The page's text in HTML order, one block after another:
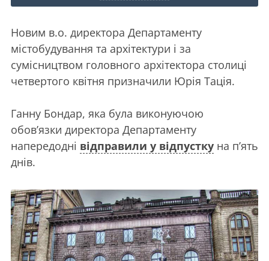
Новим в.о. директора Департаменту
містобудування та архітектури і за
сумісництвом головного архітектора столиці
четвертого квітня призначили Юрія Тація.
Ганну Бондар, яка була виконуючою
обов’язки директора Департаменту
напередодні відправили у відпустку на п’ять
днів.